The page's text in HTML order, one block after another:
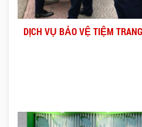
DỊCH VỤ BẢO VỆ TIỆM